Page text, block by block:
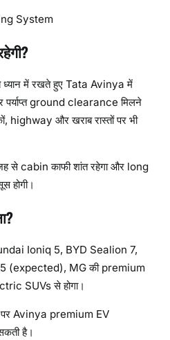
System
में रखते हुए Tata Avinya में
ground clearance मिलने
highway और खराब रास्तों पर भी
से cabin काफी शांत रहेगा और long
होगी।
Ioniq 5, BYD Sealion 7,
(expected), MG की premium
SUVs से होगा।
Avinya premium EV
है।